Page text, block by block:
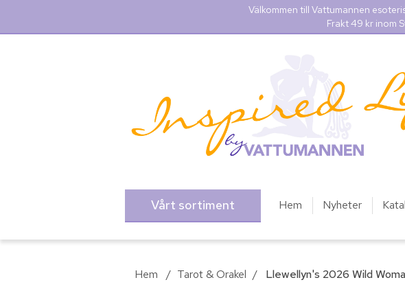
Välkommen till Vattumannen
Frakt 49 kr inom
Vårt sortiment Hem Nyheter
Hem / Tarot & Orakel / Llewellyn's 2026 Wild